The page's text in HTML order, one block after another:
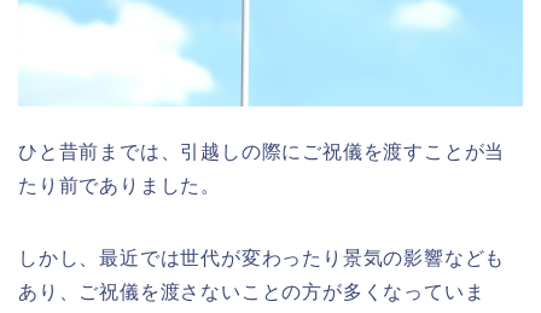
ひと昔前までは、引越しの際にご祝儀を渡すことが当
たり前でありました。
しかし、最近では世代が変わったり景気の影響なども
あり、ご祝儀を渡さないことの方が多くなっていま